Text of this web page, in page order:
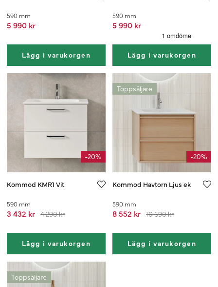
590 mm
5 990 kr
Lägg i varukorgen
590 mm
5 990 kr
Lägg i varukorgen
-20%
Kommod KMR1 Vit
590 mm
3 432 kr 4 290 kr
Lägg i varukorgen
Toppsäljare
-20%
Kommod Havtorn Ljus ek
590 mm
8 552 kr 10 690 kr
Lägg i varukorgen
Toppsäljare